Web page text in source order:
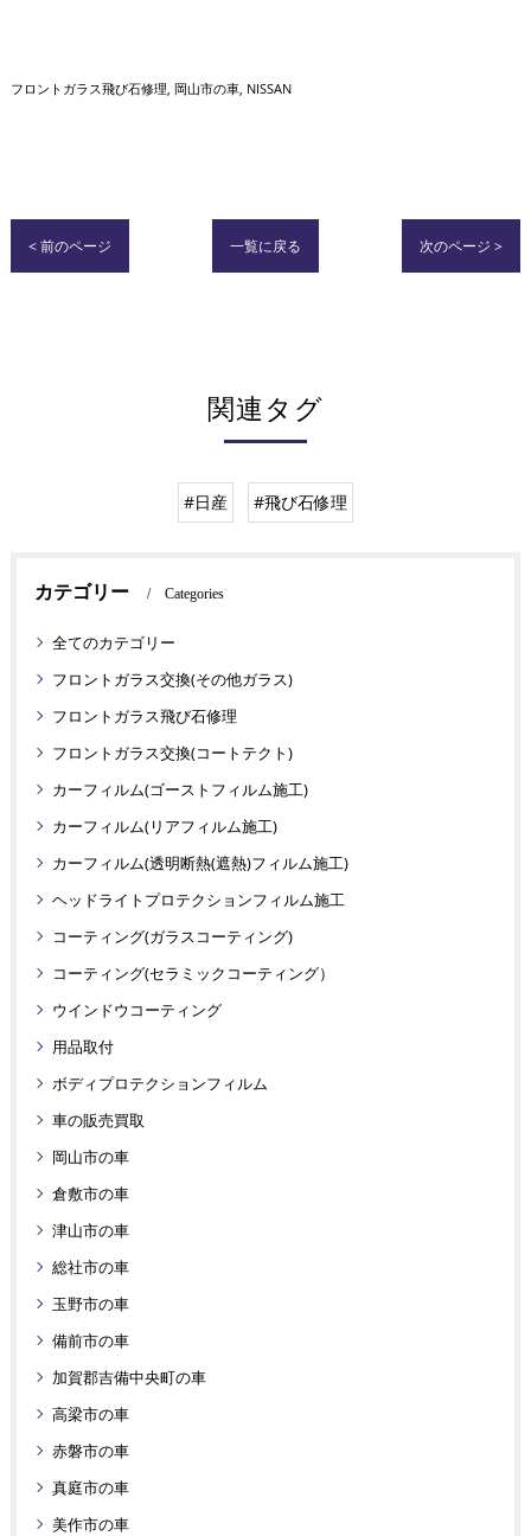
フロントガラス飛び石修理 岡山市の車 NISSAN
< 前のページ 一覧に戻る 次のページ >
関連タグ
#日産 #飛び石修理
カテゴリー Categories
全てのカテゴリー
フロントガラス交換(その他ガラス)
フロントガラス飛び石修理
フロントガラス交換(コートテクト)
カーフィルム(ゴーストフィルム施工)
カーフィルム(リアフィルム施工)
カーフィルム(透明断熱(遮熱)フィルム施工)
ヘッドライトプロテクションフィルム施工
コーティング(ガラスコーティング)
コーティング(セラミックコーティング）
ウインドウコーティング
用品取付
ボディプロテクションフィルム
車の販売買取
岡山市の車
倉敷市の車
津山市の車
総社市の車
玉野市の車
備前市の車
加賀郡吉備中央町の車
高梁市の車
赤磐市の車
真庭市の車
美作市の車